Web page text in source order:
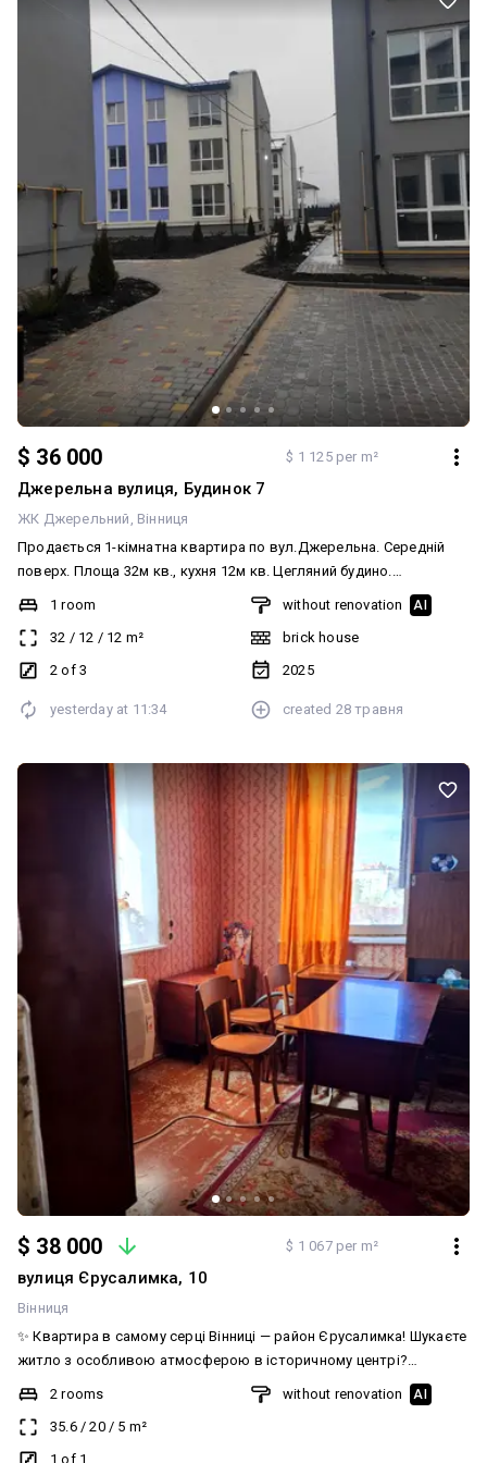
перетворити на затишну оселю. Земля приватизована, просто
розділені між сусідами. Є можливість документального поділу в
майбутньому. Вторинна нерухомість 2 кімнати Поверх 1\1 ц.
Пропозиція від посередника Комісія 5 % Загальна площа 53 кв. м
• житлова32.8 кв. м • кухня 13.4 кв. м Комунікації: газ, світло, вода
не підведена) Деталі за телефоном. Код №11
$ 36 000 $ 1 125 per m²
Джерельна вулиця, Будинок 7
ЖК Джерельний Вінниця
Продається 1-кімнатна квартира по вул.Джерельна. Середній
поверх. Площа 32м кв., кухня 12м кв. Цегляний будино.
Індивідуальне газове опалення. Панорамні вікна, суміжний
санвузол, чорнова штукатурка під ремонт. Встановлені
лічильники (світло, газ), зовнішнє утеплення, внутрішній двір.
Парковка, комерція, зелені зони поруч. Перспективний новий
1 room
32 / 12 / 12 m²
2 of 3
without renovation AI
brick house
2025
yesterday at 11:34 created 28 травня
$ 38 000 $ 1 067 per m²
вулиця Єрусалимка, 10
Вінниця
✨ Квартира в самому серці Вінниці — район Єрусалимка! Шукаєте
житло з особливою атмосферою в історичному центрі?
Продається затишна частина будинку, яка поєднує переваги
міської квартири та приватного сектору. 🏠 Основні
характеристики: Локація: Легендарна Єрусалимка, поруч із
річкою та всією інфраструктурою центру. Площа: 36.6 м² (2
2 rooms
35.6/20/ 5 m²
1 of 1
without renovation AI